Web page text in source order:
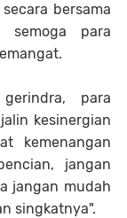
bersama
para
para
kesinergian
kemenangan
jangan
jangan mudah
singkatnya".